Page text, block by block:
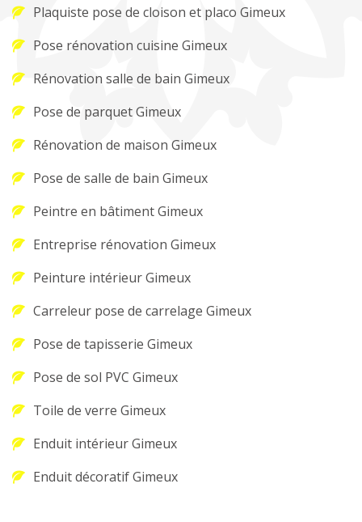
Plaquiste pose de cloison et placo Gimeux
Pose rénovation cuisine Gimeux
Rénovation salle de bain Gimeux
Pose de parquet Gimeux
Rénovation de maison Gimeux
Pose de salle de bain Gimeux
Peintre en bâtiment Gimeux
Entreprise rénovation Gimeux
Peinture intérieur Gimeux
Carreleur pose de carrelage Gimeux
Pose de tapisserie Gimeux
Pose de sol PVC Gimeux
Toile de verre Gimeux
Enduit intérieur Gimeux
Enduit décoratif Gimeux